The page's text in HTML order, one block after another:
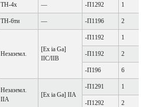
ТН-4х — -П1292 1
ТН-6ти — -П1196 2
Незаземл.
[Ex ia Ga]
IIC/IIB
-П1192 1
-П1192 2
-П196 6
Незаземл.
IIA
[Ex ia Ga] IIA
-П1291 1
-П1292 2